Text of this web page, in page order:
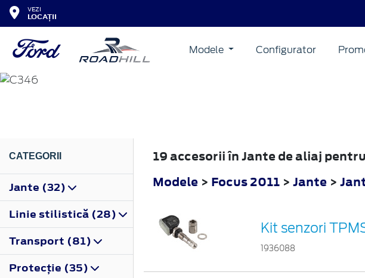
VEZI
LOCAȚII
Modele Configurator
FOCUS
CATEGORII
Jante (32)
Linie stilistică (28)
Transport (81)
Protecţie (35)
19 accesorii în Jante de aliaj
Modele > Focus 2011 > Jante >
Kit senzori
1936088